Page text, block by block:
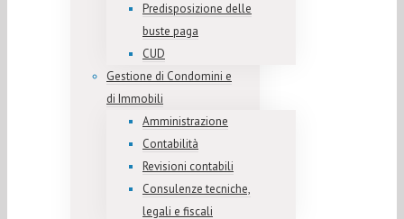
Predisposizione delle
buste paga
CUD
Gestione di Condomini e
di Immobili
Amministrazione
Contabilità
Revisioni contabili
Consulenze tecniche,
legali e fiscali